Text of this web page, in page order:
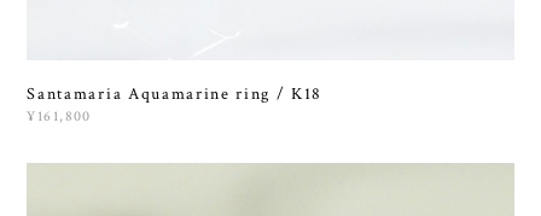
Santamaria Aquamarine ring / K18
¥161,800